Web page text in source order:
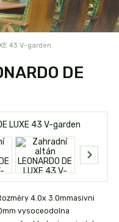
43 V-garden
DE
4.0x 3.0mmasivni
vysoceodolna